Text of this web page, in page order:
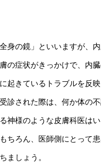
全身の鏡」といいますが、
の症状がきっかけで、内
起きているトラブルを反
診された際は、何か体の
神様のような皮膚科医は
ちろん、医師側にとって
ましょう。